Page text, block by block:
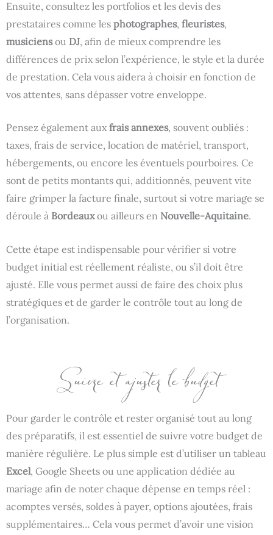
Ensuite, consultez les portfolios et les devis des
prestataires comme les photographes, fleuristes,
musiciensou DJ, afin de mieux comprendre les
différences de prix selon l’expérience, le style et la durée
de prestation. Cela vous aidera à choisir en fonction de
vos attentes, sans dépasser votre enveloppe.
Pensez également auxfrais annexes, souvent oubliés :
taxes, frais de service, location de matériel, transport,
hébergements, ou encore les éventuels pourboires. Ce
sont de petits montants qui, additionnés, peuvent vite
faire grimper la facture finale, surtout si votre mariage se
déroule à Bordeauxou ailleurs en Nouvelle-Aquitaine.
Cette étape est indispensable pour vérifier si votre
budget initial est réellement réaliste, ou s’il doit être
ajusté. Elle vous permet aussi de faire des choix plus
stratégiques et de garder le contrôle tout au long de
l’organisation.
Suivre et ajuster le budget
Pour garder le contrôle et rester organisé tout au long
des préparatifs, il est essentiel de suivre votre budget de
manière régulière. Le plus simple est d’utiliser un tableau
Excel, Google Sheets ou une application dédiée au
mariage afin de noter chaque dépense en temps réel :
acomptes versés, soldes à payer, options ajoutées, frais
supplémentaires… Cela vous permet d’avoir une vision